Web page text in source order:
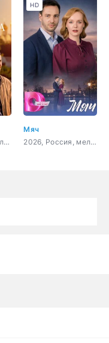
2021, Россия, мелодрама
Мяч
2026, Россия, мелодрама
HD